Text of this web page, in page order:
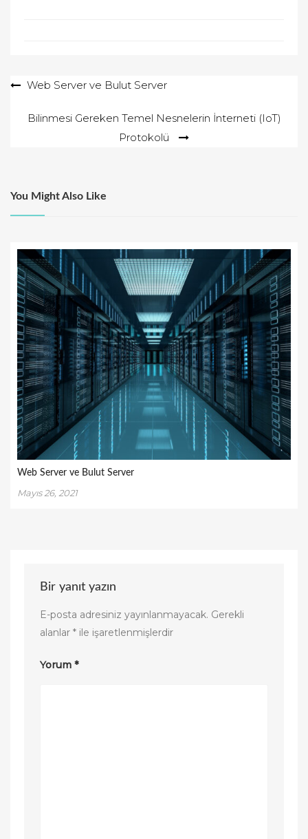
YazıWeb Server ve Bulut Server
Bilinmesi Gereken Temel Nesnelerin İnterneti (IoT)
Protokolü
You Might Also Like
Web Server ve Bulut Server
Mayıs 26, 2021
Bir yanıt yazın
E-posta adresiniz yayınlanmayacak. Gerekli
alanlar *ile işaretlenmişlerdir
Yorum *